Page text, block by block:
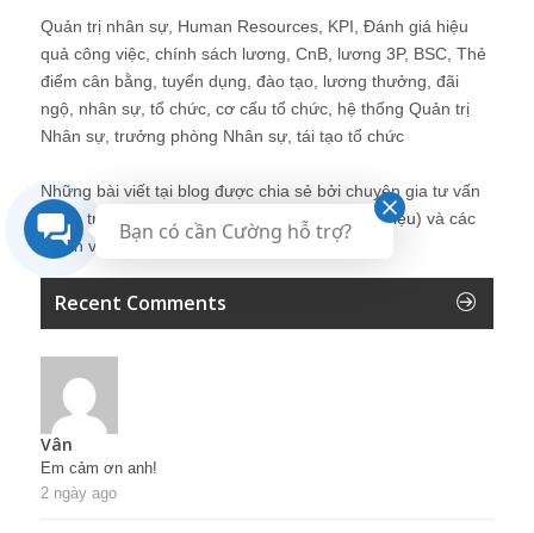
Quản trị nhân sự, Human Resources, KPI, Đánh giá hiệu
quả công việc, chính sách lương, CnB, lương 3P, BSC, Thẻ
điểm cân bằng, tuyển dụng, đào tạo, lương thưởng, đãi
ngộ, nhân sự, tổ chức, cơ cấu tổ chức, hệ thống Quản trị
Nhân sự, trưởng phòng Nhân sự, tái tạo tổ chức
Những bài viết tại blog được chia sẻ bởi chuyên gia tư vấn
Quản trị Nhân sự Nguyễn Hùng Cường (
giới thiệu) và các
thành viên khác trong cộng đồng Nhân sự.
Recent Comments
Vân
Em cảm ơn anh!
2 ngày ago
Bạn có cần Cường hỗ trợ?